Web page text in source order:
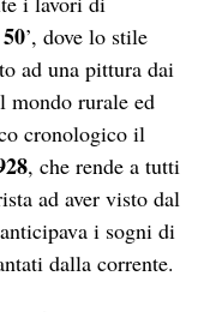
50’, dove lo stile
ad una pittura dai
mondo rurale ed
cronologico il
, che rende a tutti
ad aver visto dal
i sogni di
dalla corrente.